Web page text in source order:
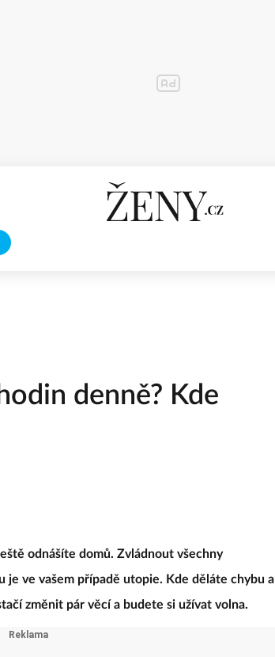
denně? Kde
odnášíte domů. Zvládnout všechny
je ve vašem případě utopie. Kde děláte chybu a
změnit pár věcí a budete si užívat volna.